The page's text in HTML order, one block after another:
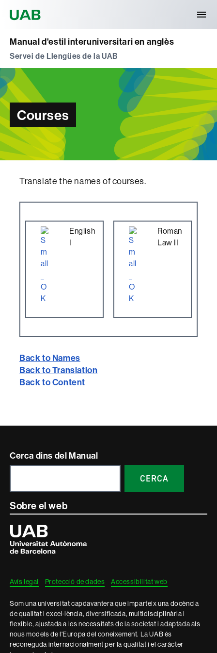
Manual d'estil interuniversitari en anglès
Servei de Llengües de la UAB
Courses
Translate the names of courses.
English
I
Roman
Law II
Back to Names
Back to Translation
Back to Content
Contacte
informació
legal
Cerca dins del Manual
CERCA
Sobre el web
Universitat
Autònoma
de
Barcelona
Avís legal Protecció de dades Accessibilitat web
Som una universitat capdavantera que imparteix una docència
de qualitat i excel·lència, diversificada, multidisciplinària i
flexible, ajustada a les necessitats de la societat i adaptada als
nous models de l'Europa del coneixement. La UAB és
reconeguda internacionalment per la qualitat i el caràcter